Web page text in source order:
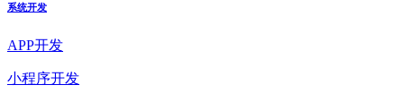
系统开发
APP开发
小程序开发